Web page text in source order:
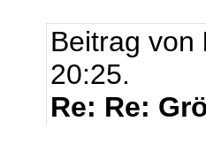
Beitrag von
20:25.
Re: Re: